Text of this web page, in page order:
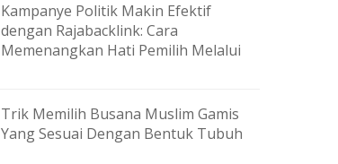
Kampanye Politik Makin Efektif
dengan Rajabacklink: Cara
Memenangkan Hati Pemilih Melalui
Trik Memilih Busana Muslim Gamis
Yang Sesuai Dengan Bentuk Tubuh